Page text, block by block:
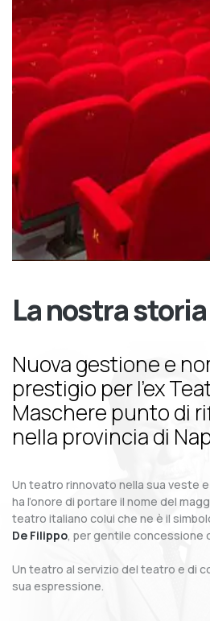
La nostra storia
Nuova gestione e
prestigio per l’ex
Maschere punto di
nella provincia di
Un teatro rinnovato nella sua veste
ha l’onore di portare il nome del
teatro italiano colui che ne è il
De Filippo, per gentile concessione
Un teatro al servizio del teatro e di
sua espressione.